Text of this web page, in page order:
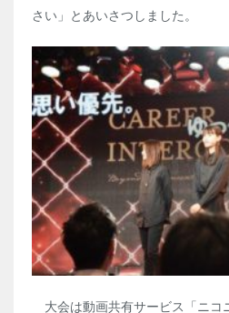
さい」とあいさつしました。
大会は動画共有サービス「ニコ